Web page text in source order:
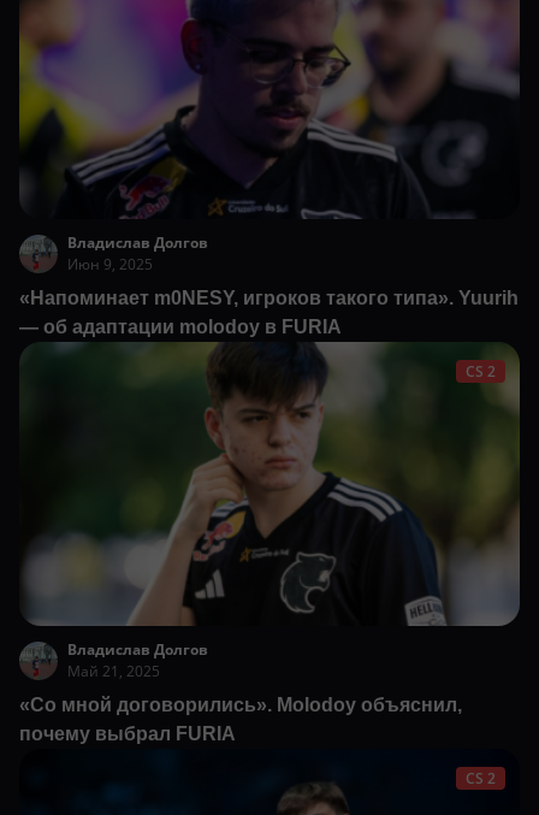
Владислав Долгов
Июн 9, 2025
«Напоминает m0NESY, игроков такого типа». Yuurih
— об адаптации molodoy в FURIA
CS 2
Владислав Долгов
Май 21, 2025
«Со мной договорились». Molodoy объяснил,
почему выбрал FURIA
CS 2